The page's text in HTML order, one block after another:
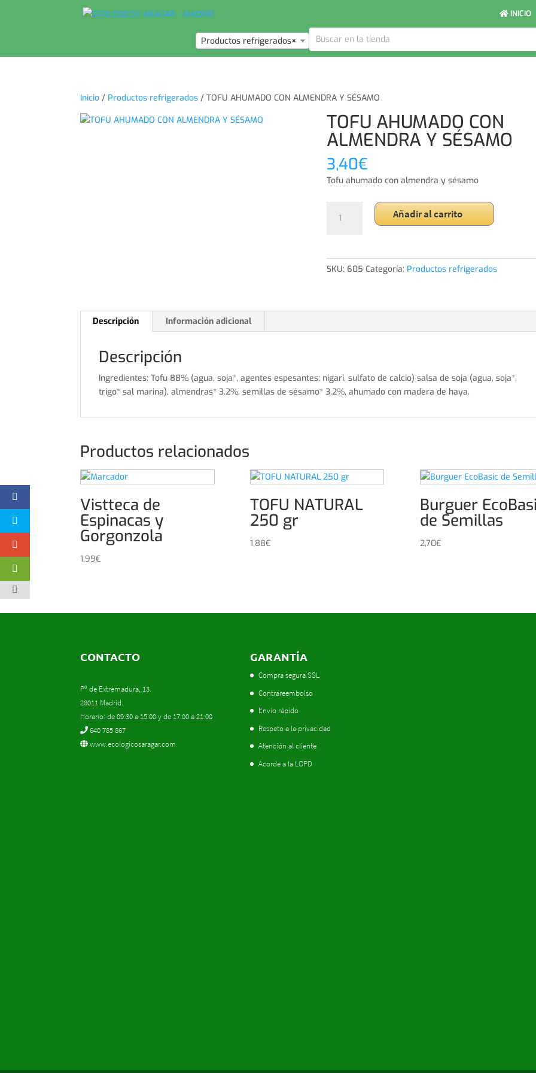
INICIO
×
Productos refrigerados
Inicio / Productos refrigerados / TOFU AHUMADO CON ALMENDRA Y SÉSAMO
TOFU AHUMADO CON
ALMENDRA Y SÉSAMO
3,40€
Tofu ahumado con almendra y sésamo
AHUMADO
Y
Añadir al carrito
SKU: 605 Categoría: Productos refrigerados
Descripción Información adicional
Descripción
Ingredientes: Tofu 88% (agua, soja*, agentes espesantes: nigari, sulfato de calcio) salsa de soja (agua, soja*,
trigo* sal marina), almendras* 3.2%, semillas de sésamo* 3.2%, ahumado con madera de haya.
Productos relacionados
Vistteca de
Espinacas y
Gorgonzola
1,99€
TOFU NATURAL
250 gr
1,88€
Burguer
de Semillas
2,70€
CONTACTO
Pº de Extremadura, 13.
28011 Madrid.
Horario: de 09:30 a 15:00 y de 17:00 a 21:00
640 785 867
www.ecologicosaragar.com
GARANTÍA
Compra segura SSL
Contrareembolso
Envío rápido
Respeto a la privacidad
Atención al cliente
Acorde a la LOPD